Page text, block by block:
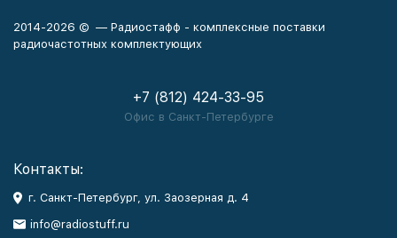
2014-2026 © — Радиостафф - комплексные поставки
радиочастотных комплектующих
+7 (812) 424-33-95
Офис в Санкт-Петербурге
Контакты:
г. Санкт-Петербург, ул. Заозерная д. 4
info@radiostuff.ru